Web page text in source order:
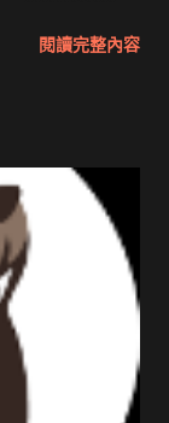
入侵 大砲開講
閱讀完整內容